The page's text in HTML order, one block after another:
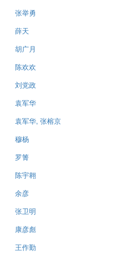
张举勇
薛天
胡广月
陈欢欢
刘党政
袁军华
袁军华, 张榕京
穆杨
罗箐
陈宇翱
余彦
张卫明
康彦彪
王作勤